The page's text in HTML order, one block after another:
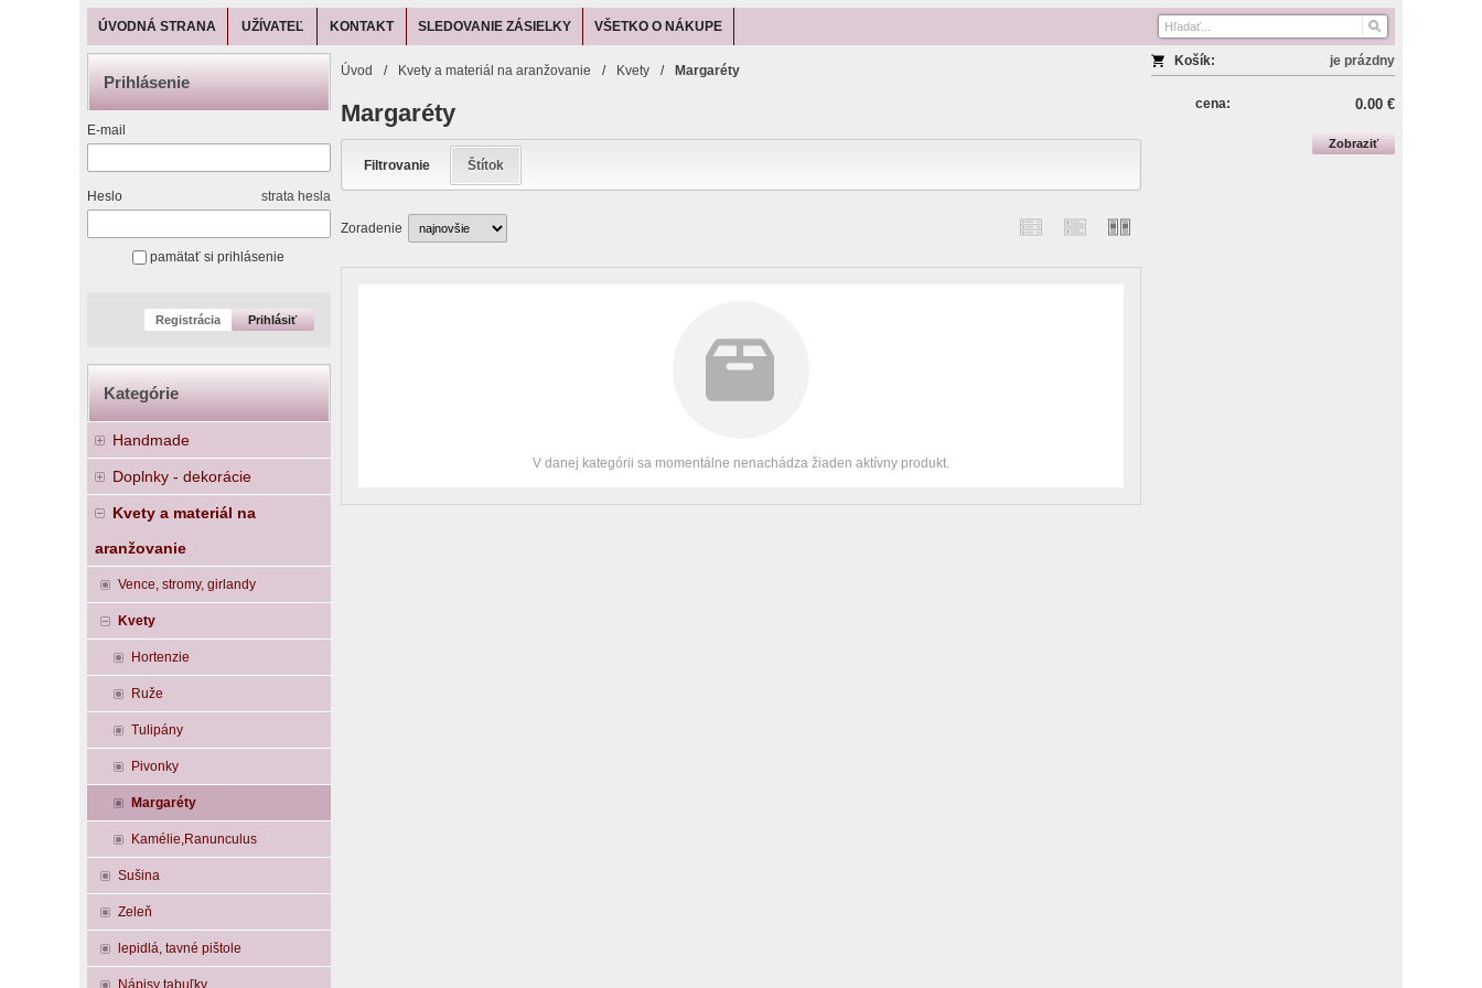
ÚVODNÁ STRANA UŽÍVATEĽ KONTAKT SLEDOVANIE ZÁSIELKY VŠETKO O NÁKUPE
Prihlásenie
E-mail
Heslo strata hesla
pamätať si prihlásenie
Registrácia Prihlásiť
Kategórie
Handmade
Doplnky - dekorácie
Kvety a materiál na
aranžovanie
Vence, stromy, girlandy
Kvety
Hortenzie
Ruže
Tulipány
Pivonky
Margaréty
Kamélie,Ranunculus
Sušina
Zeleň
lepidlá, tavné pištole
Košík: je prázdny
cena: 0.00 €
Zobraziť
Úvod / Kvety a materiál na aranžovanie / Kvety / Margaréty
Margaréty
Filtrovanie Štítok
Zoradenie
V danej kategórii sa momentálne nenachádza žiaden aktívny produkt.